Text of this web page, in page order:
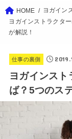
HOME ヨガイン
ヨガインストラクタ
が解説！
仕事の裏側
ヨガインス
ば？5つのス